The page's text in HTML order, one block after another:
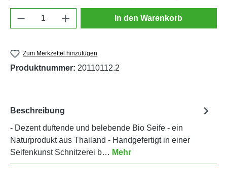
Produkt Anzahl: Gib den gewünschten
In den Warenkorb
Zum Merkzettel hinzufügen
Produktnummer: 20110112.2
Beschreibung
- Dezent duftende und belebende Bio Seife - ein
Naturprodukt aus Thailand - Handgefertigt in einer
Seifenkunst Schnitzerei b… Mehr